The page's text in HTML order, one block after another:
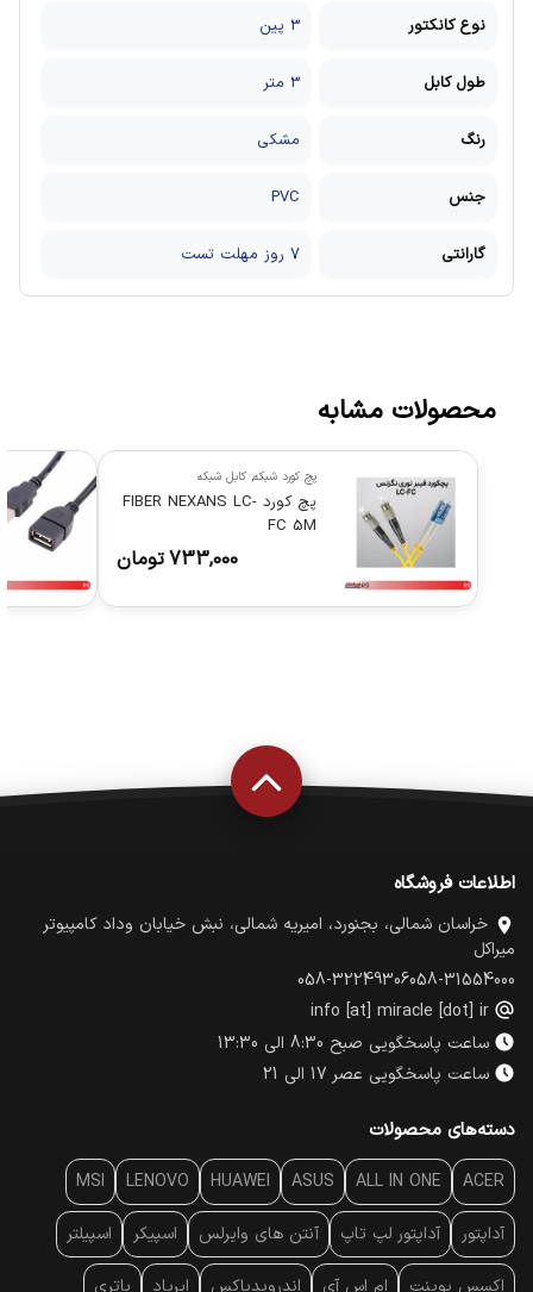
نوع کانکتور 3 پین
طول کابل 3 متر
رنگ مشکی
جنس PVC
گارانتی 7 روز مهلت تست
محصولات مشابه
پچ کورد شبکه, کابل شبکه
پچ كورد FIBER NEXANS LC-
FC 5M
733,000تومان
اطلاعات فروشگاه
خراسان شمالی، بجنورد، امیریه شمالی، نبش خیابان وداد کامپیوتر
میراکل
058-31554000
058-32249306
info [at] miracle [dot] ir
ساعت پاسخگویی صبح 8:30 الی 13:30
ساعت پاسخگویی عصر 17 الی 21
دسته‌های محصولات
ACER
ALL IN ONE
ASUS
HUAWEI
LENOVO
MSI
آداپتور آداپتور لپ تاپ آنتن‌ های وایرلس اسپیکر اسپیلتر
اکسس پوینت ام اس آی اندرویدباکس ایرپاد باتری